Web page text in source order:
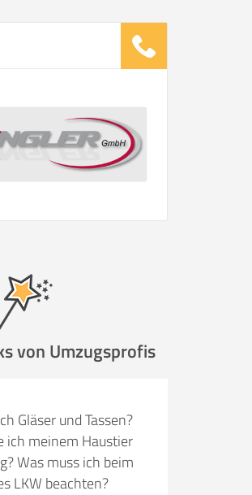
Gesamt-Arbeitszeit
Stunden
von Umzugsprofis
Gläser und Tassen?
ich meinem Haustier
Was muss ich beim
LKW beachten?